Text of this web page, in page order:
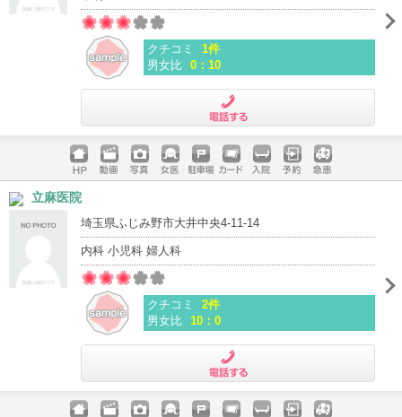
クチコミ
1件
男女比 0：10
ホームペ
ージ
動画 写真 女医 駐車場
クレジッ
入院 予約 急患
立麻医院
埼玉県ふじみ野市大井中央4-11-14
内科 小児科 婦人科
クチコミ
2件
男女比 10：0